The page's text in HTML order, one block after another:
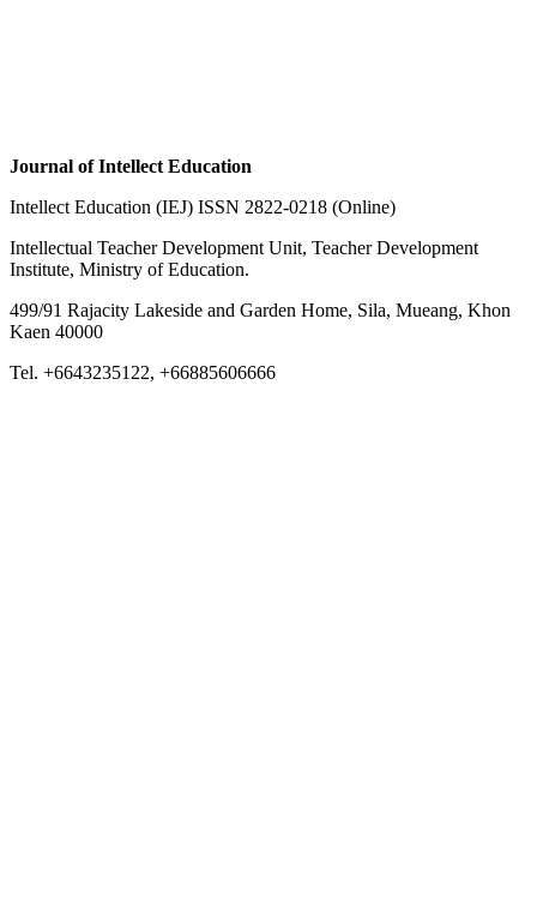
Journal of Intellect Education
Intellect Education (IEJ) ISSN 2822-0218 (Online)
Intellectual Teacher Development Unit, Teacher Development
Institute, Ministry of Education.
499/91 Rajacity Lakeside and Garden Home, Sila, Mueang, Khon
Kaen 40000
Tel. +6643235122, +66885606666